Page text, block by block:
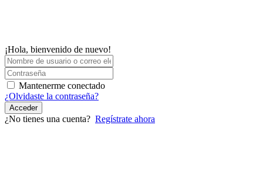
¡Hola, bienvenido de nuevo!
Mantenerme conectado
¿Olvidaste la contraseña?
Acceder
¿No tienes una cuenta? Regístrate ahora